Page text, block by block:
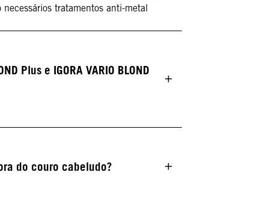
tratamentos anti-metal
Plus e IGORA VARIO BLOND
do couro cabeludo?